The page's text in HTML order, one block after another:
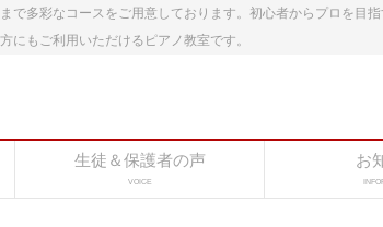
多彩なコースをご用意しております。初心者からプロを目
にもご利用いただけるピアノ教室です。
生徒＆保護者の声
VOICE
お